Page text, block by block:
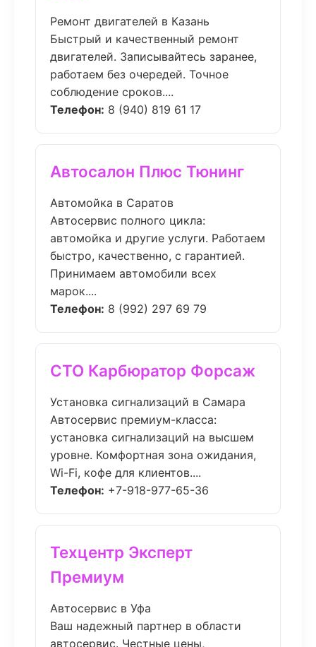
Ремонт двигателей в Казань
Быстрый и качественный ремонт
двигателей. Записывайтесь заранее,
работаем без очередей. Точное
соблюдение сроков....
Телефон: 8 (940) 819 61 17
Автосалон Плюс Тюнинг
Автомойка в Саратов
Автосервис полного цикла:
автомойка и другие услуги. Работаем
быстро, качественно, с гарантией.
Принимаем автомобили всех
марок....
Телефон: 8 (992) 297 69 79
СТО Карбюратор Форсаж
Установка сигнализаций в Самара
Автосервис премиум-класса:
установка сигнализаций на высшем
уровне. Комфортная зона ожидания,
Wi-Fi, кофе для клиентов....
Телефон: +7-918-977-65-36
Техцентр Эксперт
Премиум
Автосервис в Уфа
Ваш надежный партнер в области
автосервис. Честные цены,